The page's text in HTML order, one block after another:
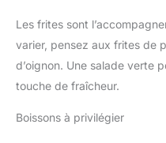
Les frites sont
varier, pensez aux frites de
d’oignon. Une salade verte
touche de fraîcheur.
Boissons à privilégier